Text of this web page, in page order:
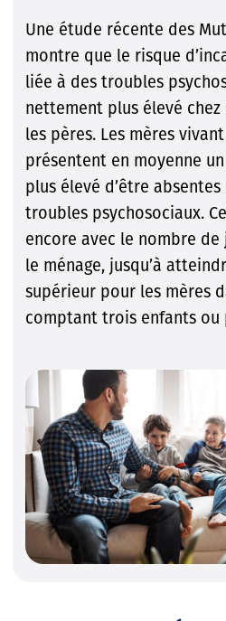
Une étude récente des
montre que le risque
liée à des troubles
nettement plus élevé chez
les pères. Les mères
présentent en moyenne
plus élevé d’être
troubles psychosociaux.
encore avec le nombre de
le ménage, jusqu’à
supérieur pour les mères
comptant trois enfants ou